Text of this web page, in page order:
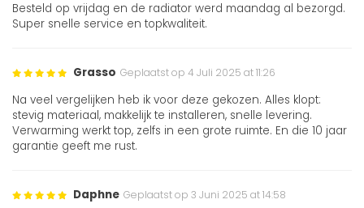
Besteld op vrijdag en de radiator werd maandag al bezorgd.
Super snelle service en topkwaliteit.
Grasso Geplaatst op 4 Juli 2025 at 11:26
Na veel vergelijken heb ik voor deze gekozen. Alles klopt:
stevig materiaal, makkelijk te installeren, snelle levering.
Verwarming werkt top, zelfs in een grote ruimte. En die 10 jaar
garantie geeft me rust.
Daphne Geplaatst op 3 Juni 2025 at 14:58